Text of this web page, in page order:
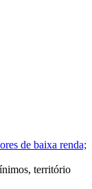
de baixa renda;
território